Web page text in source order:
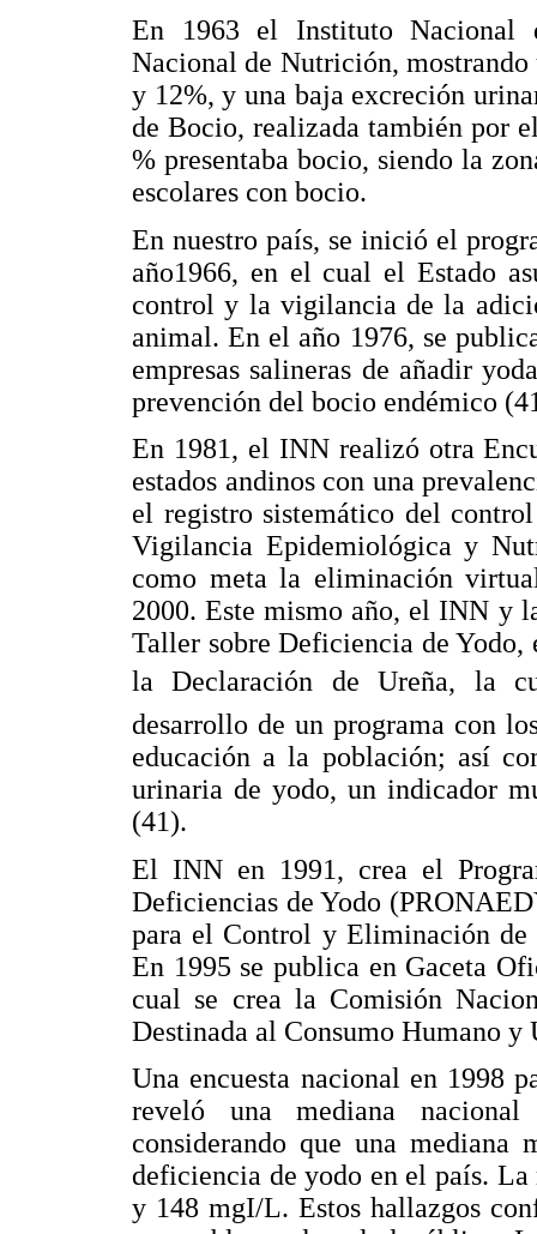
En 1963 el Instituto Nacional
Nacional de Nutrición,
y 12%, y una baja excreción
de Bocio, realizada también por
% presentaba bocio, siendo la
escolares con bocio.
En nuestro país, se inició el
año1966, en el cual el Estado
control y la vigilancia de la
animal. En el año 1976, se
empresas salineras de añadir
prevención del bocio endémico
En 1981, el INN realizó otra
estados andinos con una
el registro sistemático del
Vigilancia Epidemiológica y
como meta la eliminación
2000. Este mismo año, el INN y
Taller sobre Deficiencia de Yodo,
la Declaración de Ureña, la
desarrollo de un programa con
educación a la población; así
urinaria de yodo, un indicador
(41).
El INN en 1991, crea el
Deficiencias de Yodo
para el Control y Eliminación
En 1995 se publica en Gaceta
cual se crea la Comisión
Destinada al Consumo Humano y
Una encuesta nacional en 1998
reveló una mediana
considerando que una
deficiencia de yodo en el país.
y 148 mgI/L. Estos hallazgos